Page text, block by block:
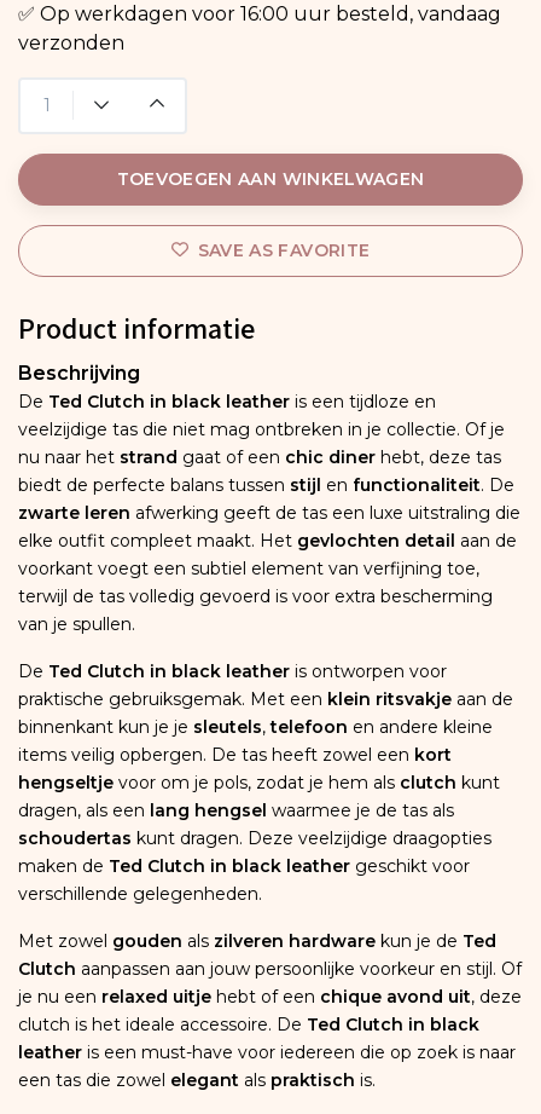
✅ Op werkdagen voor 16:00 uur besteld, vandaag
verzonden
TOEVOEGEN AAN WINKELWAGEN
SAVE AS FAVORITE
Product informatie
Beschrijving
De Ted Clutch in black leather is een tijdloze en
veelzijdige tas die niet mag ontbreken in je collectie. Of je
nu naar het strand gaat of een chic diner hebt, deze tas
biedt de perfecte balans tussen stijl en functionaliteit. De
zwarte leren afwerking geeft de tas een luxe uitstraling die
elke outfit compleet maakt. Het gevlochten detail aan de
voorkant voegt een subtiel element van verfijning toe,
terwijl de tas volledig gevoerd is voor extra bescherming
van je spullen.
De Ted Clutch in black leather is ontworpen voor
praktische gebruiksgemak. Met een klein ritsvakje aan de
binnenkant kun je je sleutels,telefoon en andere kleine
items veilig opbergen. De tas heeft zowel een kort
hengseltje voor om je pols, zodat je hem als clutch kunt
dragen, als een lang hengsel waarmee je de tas als
schoudertas kunt dragen. Deze veelzijdige draagopties
maken de Ted Clutch in black leather geschikt voor
verschillende gelegenheden.
Met zowel gouden als zilveren hardware kun je de Ted
Clutch aanpassen aan jouw persoonlijke voorkeur en stijl. Of
je nu een relaxed uitje hebt of een chique avond uit, deze
clutch is het ideale accessoire. De Ted Clutch in black
leather is een must-have voor iedereen die op zoek is naar
een tas die zowel elegant als praktisch is.